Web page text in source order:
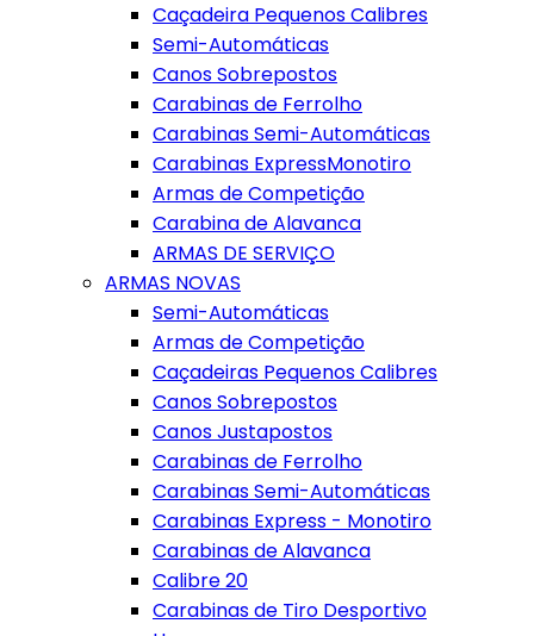
Caçadeira Pequenos Calibres
Semi-Automáticas
Canos Sobrepostos
Carabinas de Ferrolho
Carabinas Semi-Automáticas
Carabinas ExpressMonotiro
Armas de Competição
Carabina de Alavanca
ARMAS DE SERVIÇO
ARMAS NOVAS
Semi-Automáticas
Armas de Competição
Caçadeiras Pequenos Calibres
Canos Sobrepostos
Canos Justapostos
Carabinas de Ferrolho
Carabinas Semi-Automáticas
Carabinas Express - Monotiro
Carabinas de Alavanca
Calibre 20
Carabinas de Tiro Desportivo